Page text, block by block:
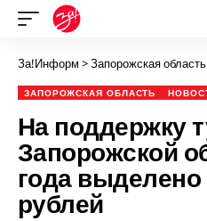
За!Информ >Запорожская область
ЗАПОРОЖСКАЯ ОБЛАСТЬ
На поддержку
Запорожской
года
рублей